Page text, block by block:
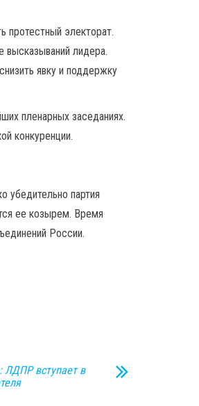
протестный электорат.
высказываний лидера.
явку и поддержку
пленарных заседаниях.
конкуренции.
убедительно партия
ее козырем. Время
России.
ЛДПР вступает в